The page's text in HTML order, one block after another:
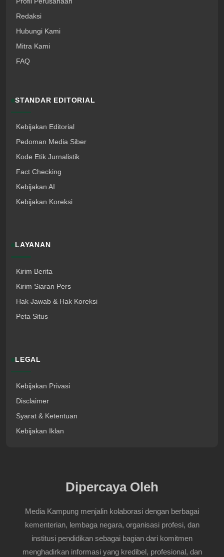
Redaksi
Hubungi Kami
Mitra Kami
FAQ
STANDAR EDITORIAL
Kebijakan Editorial
Pedoman Media Siber
Kode Etik Jurnalistik
Fact Checking
Kebijakan AI
Kebijakan Koreksi
LAYANAN
Kirim Berita
Kirim Siaran Pers
Hak Jawab & Hak Koreksi
Peta Situs
LEGAL
Kebijakan Privasi
Disclaimer
Syarat & Ketentuan
Kebijakan Iklan
Dipercaya Oleh
Media Kampung menjalin kolaborasi dengan berbagai
kementerian, lembaga negara, organisasi profesi, dan
institusi pendidikan sebagai bagian dari komitmen
menghadirkan informasi yang kredibel, profesional, dan